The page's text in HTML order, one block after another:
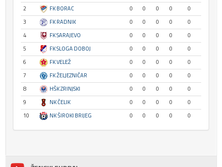
2
FK BORAC 0 0 0 0
0
3
FK RADNIK 0 0 0 0
0
4
FK SARAJEVO 0 0 0 0
0
5
FK SLOGA DOBOJ 0 0 0 0
0
6
FK VELEŽ 0 0 0 0
0
7
FK ŽELJEZNIČAR 0 0 0 0
0
8
HŠK ZRINJSKI 0 0 0 0
0
9
NK ČELIK 0 0 0 0
0
10
NK ŠIROKI BRIJEG 0 0 0 0 0